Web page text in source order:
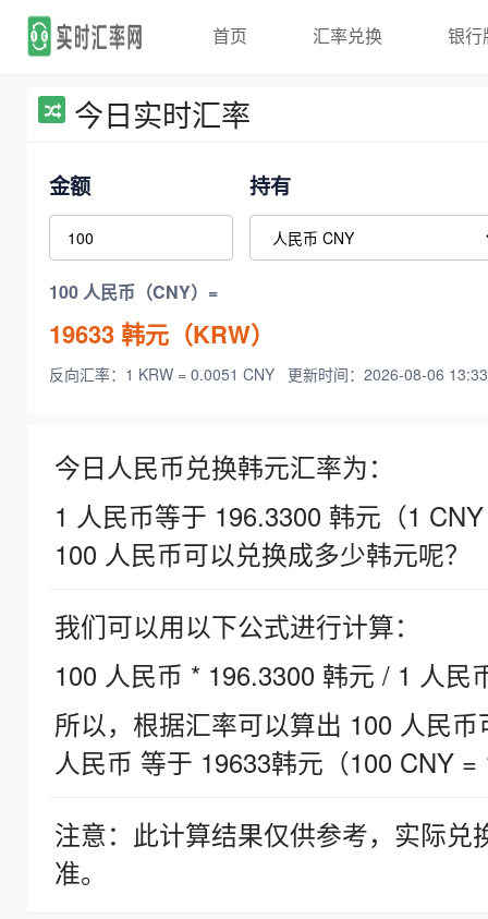
首页 汇率兑换 银行
今日实时汇率
金额 持有
100 人民币（CNY）=
19633韩元（KRW）
反向汇率：1 KRW = 0.0051 CNY 更新时间：2026-08-06
今日人民币兑换韩元汇率为：
1 人民币等于 196.3300 韩元（1
100 人民币可以兑换成多少韩元呢？
我们可以用以下公式进行计算：
100 人民币 * 196.3300 韩元 / 1 人民
所以，根据汇率可以算出 100 人民
人民币 等于 19633韩元（100 CNY =
注意：此计算结果仅供参考，实际
准。